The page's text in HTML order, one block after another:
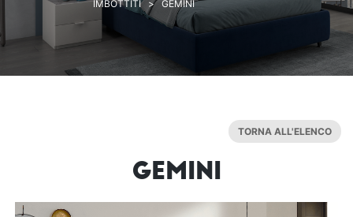
IMBOTTITI
> GEMINI
TORNA ALL'ELENCO
GEMINI